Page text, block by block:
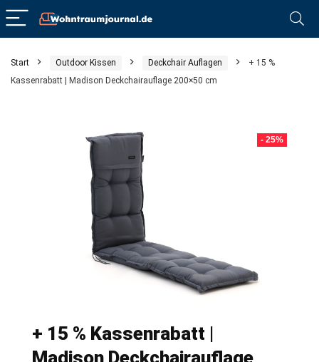
Start Outdoor Kissen Deckchair Auflagen
+ 15 %
Kassenrabatt | Madison Deckchairauflage 200×50 cm
- 25%
+ 15 % Kassenrabatt |
Madison Deckchairauflage